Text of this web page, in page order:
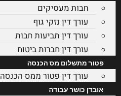
חבות מעסיקים
עורך דין נזקי גוף
עורך דין תביעות חבות
עורך דין חברות ביטוח
פטור מתשלום מס הכנסה
עורך דין פטור ממס הכנסה
אובדן כושר עבודה